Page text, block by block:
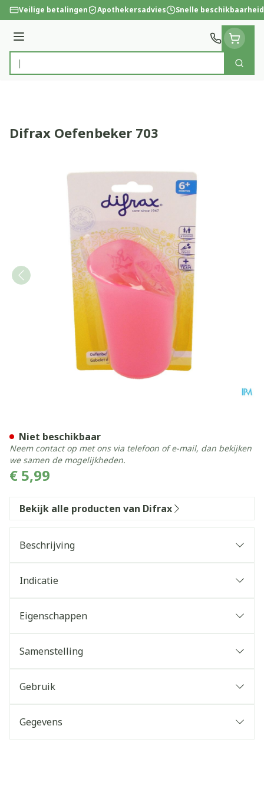
Ga naar de inhoud
Veilige betalingen Apothekersadvies Snelle beschikbaarheid
Menu
Product, merk, categorie...
Zoek
Difrax Oefenbeker 703
€ 5,99
Niet beschikbaar
Neem contact op met ons via telefoon of e-mail, dan bekijken
we samen de mogelijkheden.
Bekijk alle producten van Difrax
Beschrijving
Indicatie
Eigenschappen
Samenstelling
Gebruik
Gegevens